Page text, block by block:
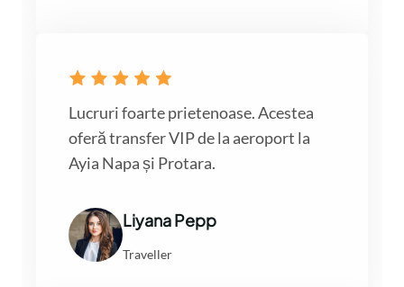
Lucruri foarte prietenoase. Acestea
oferă transfer VIP de la aeroport la
Ayia Napa și Protara.
Liyana Pepp
Traveller